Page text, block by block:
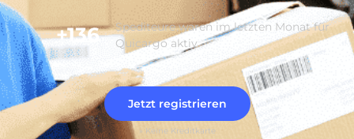
+136
Spediteure waren im letzten Monat für
Quicargo aktiv
Jetzt registrieren
» Keine Kreditkarte